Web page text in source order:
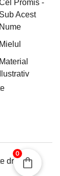
Promis -
Sub Acest
Nume
Mielul
Material
Ilustrativ
drepturile
0